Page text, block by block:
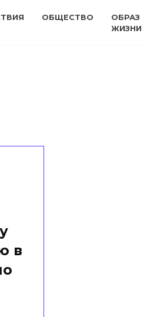
ОБЩЕСТВО
ОБРАЗ
ЖИЗНИ
в